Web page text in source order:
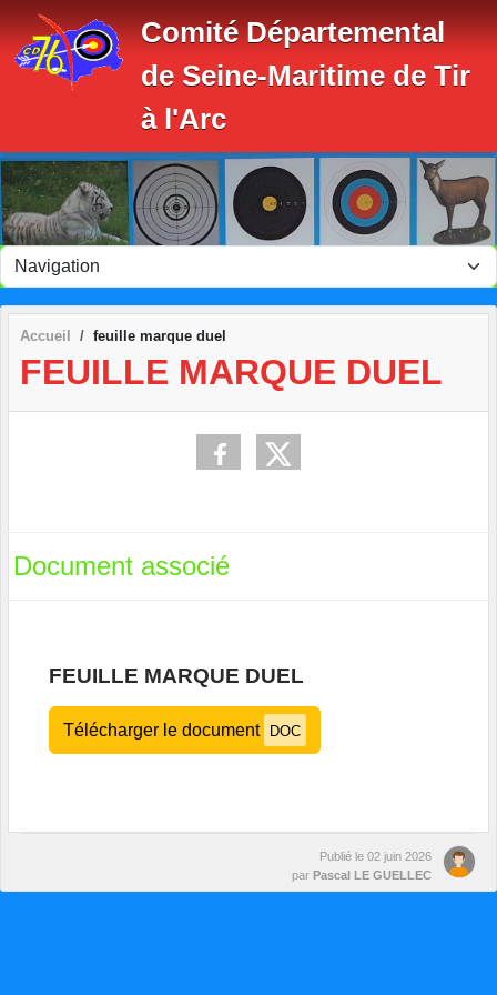
Comité Départemental
de Seine-Maritime de Tir
à l'Arc
Accueil feuille marque duel
FEUILLE MARQUE DUEL
Document associé
FEUILLE MARQUE DUEL
Télécharger le document DOC
Publié le 02 juin 2026
par Pascal LE GUELLEC
Panneau de gestion des cookies